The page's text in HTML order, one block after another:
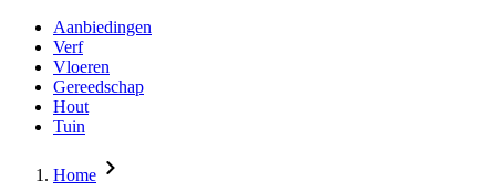
Aanbiedingen
Verf
Vloeren
Gereedschap
Hout
Tuin
Home